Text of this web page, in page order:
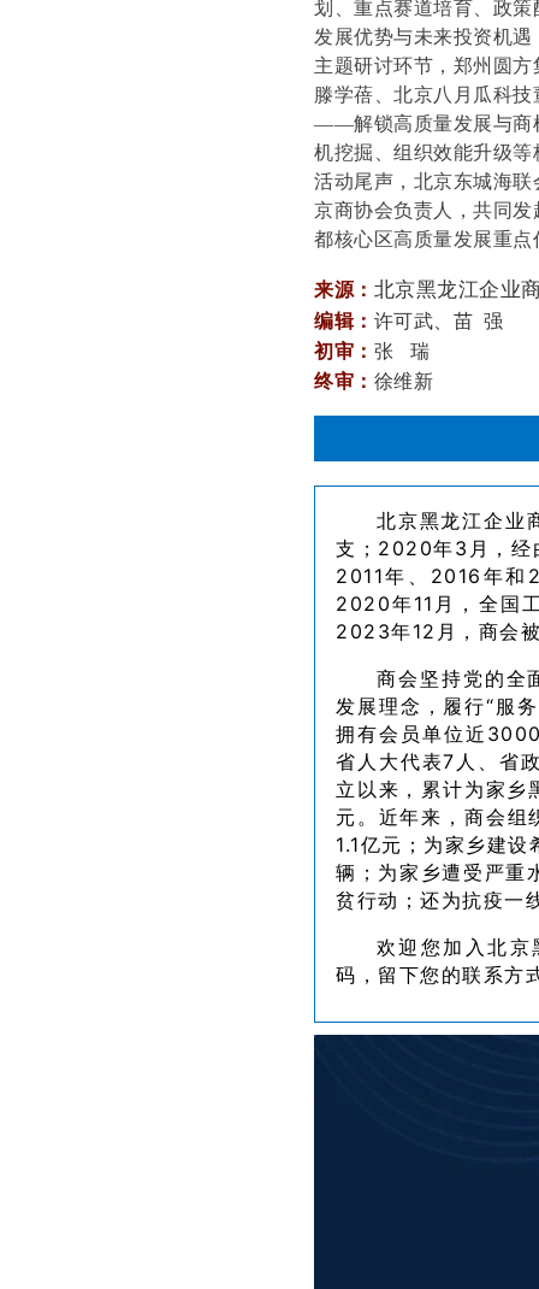
划、重点赛道培育、政
发展优势与未来投资机
主题研讨环节，郑州圆
滕学蓓、北京八月瓜科
——解锁高质量发展与商
机挖掘、组织效能升级
活动尾声，北京东城海
京商协会负责人，共同
都核心区高质量发展重
来源： 北京黑龙江企业
编辑： 许可武、苗 强
初审： 张 瑞
终审： 徐维新
北京黑龙江企业
支；2020年3月，经
2011年、2016年和
2020年11月，全国
2023年12月，商会
商会坚持党的全
发展理念，履行“服
拥有会员单位近
省人大代表7人、省
立以来，累计为家
元。近年来，商会组
1.1亿元；为家乡建
辆；为家乡遭受严重
贫行动；还为抗疫一
欢迎您加入北京
码，留下您的联系方